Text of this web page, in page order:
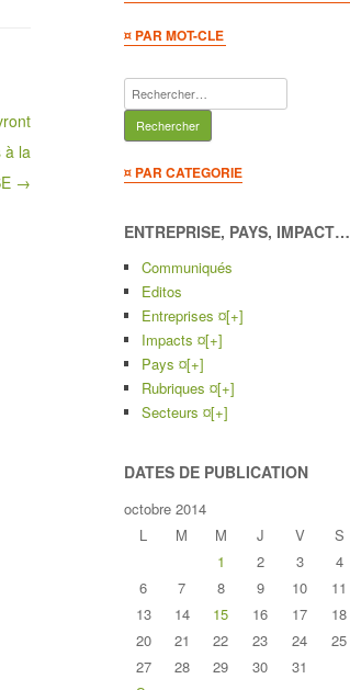
à la
→
¤ PAR MOT-CLE
Rechercher :
¤ PAR CATEGORIE
ENTREPRISE, PAYS, IMPACT…
Communiqués
Editos
Entreprises ¤[+]
Impacts ¤[+]
Pays ¤[+]
Rubriques ¤[+]
Secteurs ¤[+]
DATES DE PUBLICATION
octobre 2014
L
M M J V S
1
2 3 4
6
7 8 9 10 11
13
14 15 16 17 18
20
21 22 23 24 25
27
28 29 30
31